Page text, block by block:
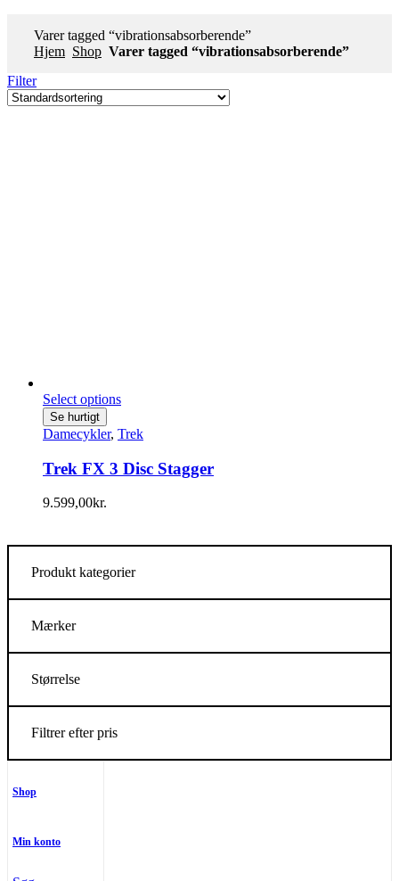
Varer tagged “vibrationsabsorberende”
Hjem Shop Varer tagged “vibrationsabsorberende”
Filter
Select options
Se hurtigt
Damecykler, Trek
Trek FX 3 Disc Stagger
9.599,00kr.
Produkt kategorier
Mærker
Størrelse
Filtrer efter pris
Shop
Min konto